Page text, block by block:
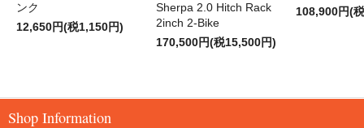
ンク
12,650円(税1,150円)
Sherpa 2.0 Hitch Rack
2inch 2-Bike
170,500円(税15,500円)
108,900円(
Shop Information